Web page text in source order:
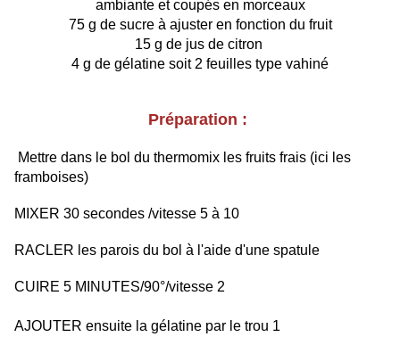
ambiante et coupés en morceaux
75 g de sucre à ajuster en fonction du fruit
15 g de jus de citron
4 g de gélatine soit 2 feuilles type vahiné
Préparation :
Mettre dans le bol du thermomix les fruits frais (ici les
framboises)
MIXER 30 secondes /vitesse 5 à 10
RACLER les parois du bol à l'aide d'une spatule
CUIRE 5 MINUTES/90°/vitesse 2 ​
AJOUTER ensuite la gélatine par le trou 1